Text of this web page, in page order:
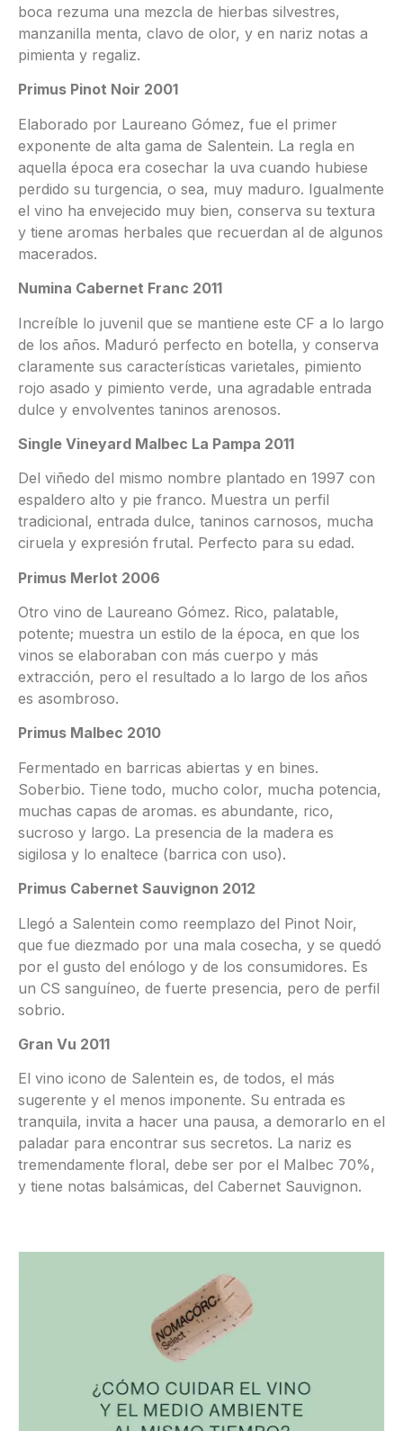
boca rezuma una mezcla de hierbas silvestres,
manzanilla menta, clavo de olor, y en nariz notas a
pimienta y regaliz.
Primus Pinot Noir 2001
Elaborado por Laureano Gómez, fue el primer
exponente de alta gama de Salentein. La regla en
aquella época era cosechar la uva cuando hubiese
perdido su turgencia, o sea, muy maduro. Igualmente
el vino ha envejecido muy bien, conserva su textura
y tiene aromas herbales que recuerdan al de algunos
macerados.
Numina Cabernet Franc 2011
Increíble lo juvenil que se mantiene este CF a lo largo
de los años. Maduró perfecto en botella, y conserva
claramente sus características varietales, pimiento
rojo asado y pimiento verde, una agradable entrada
dulce y envolventes taninos arenosos.
Single Vineyard Malbec La Pampa 2011
Del viñedo del mismo nombre plantado en 1997 con
espaldero alto y pie franco. Muestra un perfil
tradicional, entrada dulce, taninos carnosos, mucha
ciruela y expresión frutal. Perfecto para su edad.
Primus Merlot 2006
Otro vino de Laureano Gómez. Rico, palatable,
potente; muestra un estilo de la época, en que los
vinos se elaboraban con más cuerpo y más
extracción, pero el resultado a lo largo de los años
es asombroso.
Primus Malbec 2010
Fermentado en barricas abiertas y en bines.
Soberbio. Tiene todo, mucho color, mucha potencia,
muchas capas de aromas. es abundante, rico,
sucroso y largo. La presencia de la madera es
sigilosa y lo enaltece (barrica con uso).
Primus Cabernet Sauvignon 2012
Llegó a Salentein como reemplazo del Pinot Noir,
que fue diezmado por una mala cosecha, y se quedó
por el gusto del enólogo y de los consumidores. Es
un CS sanguíneo, de fuerte presencia, pero de perfil
sobrio.
Gran Vu 2011
El vino icono de Salentein es, de todos, el más
sugerente y el menos imponente. Su entrada es
tranquila, invita a hacer una pausa, a demorarlo en el
paladar para encontrar sus secretos. La nariz es
tremendamente floral, debe ser por el Malbec 70%,
y tiene notas balsámicas, del Cabernet Sauvignon.